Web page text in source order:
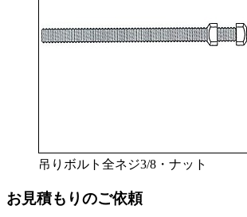
吊りボルト全ネジ3/8・ナット
お見積もりのご依頼